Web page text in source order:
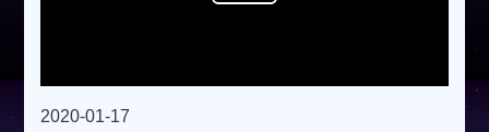
2020-01-17